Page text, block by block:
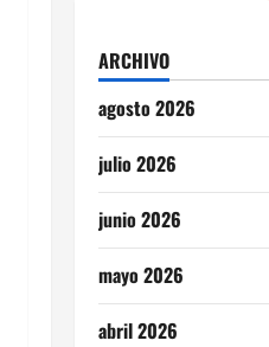
ARCHIVO
agosto 2026
julio 2026
junio 2026
mayo 2026
abril 2026